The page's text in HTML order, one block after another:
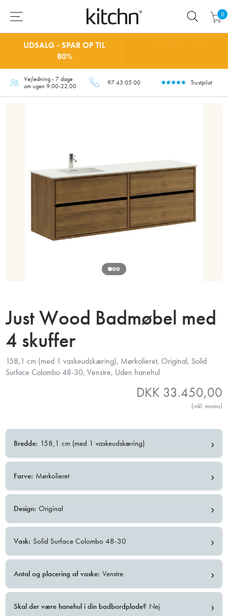
0
UDSALG - SPAR OP TIL
80%
Vejledning - 7 dage
om ugen 9.00-22.00
97 43 05 00 Trustpilot
Just Wood Badmøbel med
4 skuffer
158,1 cm (med 1 vaskeudskæring), Mørkolieret, Original, Solid
Surface Colombo 48-30, Venstre, Uden hanehul
DKK 33.450,00
(inkl. moms)
Bredde: 158,1 cm (med 1 vaskeudskæring) ›
Farve: Mørkolieret ›
Design: Original ›
Vask: Solid Surface Colombo 48-30 ›
Antal og placering af vaske: Venstre ›
Skal der være hanehul i din badbordplade? Nej ›